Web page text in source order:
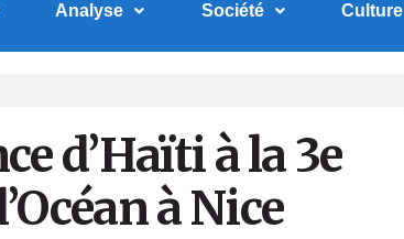
Analyse Société Culture
d’Haïti à la 3e
à Nice